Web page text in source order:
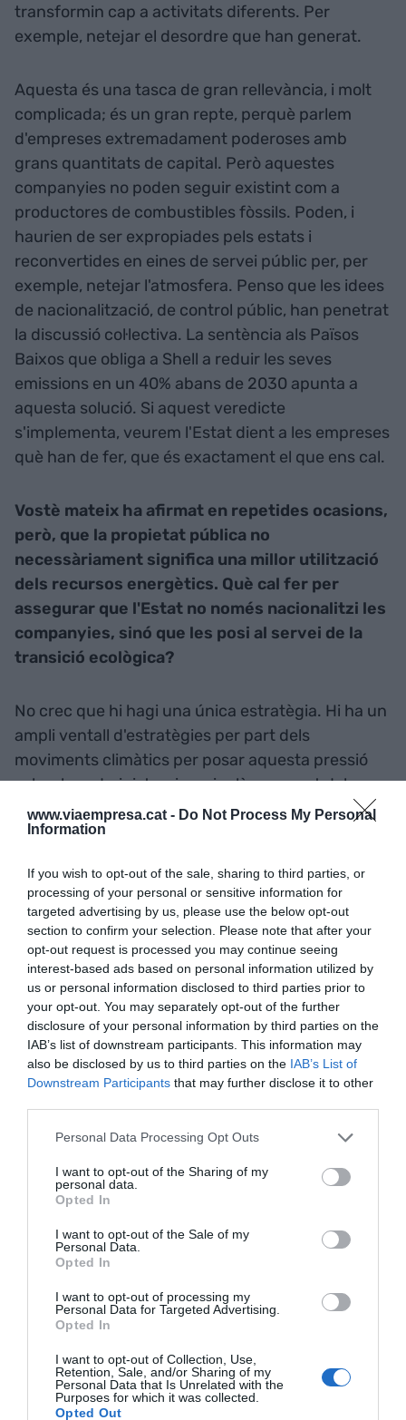
www.viaempresa.cat - Do Not Process My Personal
Information
If you wish to opt-out of the sale, sharing to third parties, or
processing of your personal or sensitive information for
targeted advertising by us, please use the below opt-out
section to confirm your selection. Please note that after your
opt-out request is processed you may continue seeing
interest-based ads based on personal information utilized by
us or personal information disclosed to third parties prior to
your opt-out. You may separately opt-out of the further
disclosure of your personal information by third parties on the
IAB’s list of downstream participants. This information may
also be disclosed by us to third parties on the IAB’s List of
Downstream Participants that may further disclose it to other
Personal Data Processing Opt Outs
I want to opt-out of the Sharing of my
personal data.
Opted In
I want to opt-out of the Sale of my
Personal Data.
Opted In
I want to opt-out of processing my
Personal Data for Targeted Advertising.
Opted In
I want to opt-out of Collection, Use,
Retention, Sale, and/or Sharing of my
Personal Data that Is Unrelated with the
Purposes for which it was collected.
Opted Out
transformin cap a activitats diferents. Per
exemple, netejar el desordre que han generat.
Aquesta és una tasca de gran rellevància, i molt
complicada; és un gran repte, perquè parlem
d'empreses extremadament poderoses amb
grans quantitats de capital. Però aquestes
companyies no poden seguir existint com a
productores de combustibles fòssils. Poden, i
haurien de ser expropiades pels estats i
reconvertides en eines de servei públic per, per
exemple, netejar l'atmosfera. Penso que les idees
de nacionalització, de control públic, han penetrat
la discussió col·lectiva. La sentència als Països
Baixos que obliga a Shell a reduir les seves
emissions en un 40% abans de 2030 apunta a
aquesta solució. Si aquest veredicte
s'implementa, veurem l'Estat dient a les empreses
què han de fer, que és exactament el que ens cal.
Vostè mateix ha afirmat en repetides ocasions,
però, que la propietat pública no
necessàriament significa una millor utilització
dels recursos energètics. Què cal fer per
assegurar que l'Estat no només nacionalitzi les
companyies, sinó que les posi al servei de la
transició ecològica?
No crec que hi hagi una única estratègia. Hi ha un
ampli ventall d'estratègies per part dels
moviments climàtics per posar aquesta pressió
sobre les administracions, inclòs per part dels
treballadors. Em puc imaginar treballadors
d'algunes indústries exigint les conversions
Això encara no ha passat de manera
generalitzada, tot i que s'han donat casos – a
França, el sindicat d'una refineria de petroli
propietat de Total n'ha exigit la transformació; per
així poder, en comptes de contribuir a la crema del
planeta, fer-ho a la rehabilitació de l'atmosfera,
per exemple.
Tinc camarades a la indústria automobilística
sueca que defensen que a les seves plantes, que
són increíblement versàtils, es podrien produir
pandèmia, quan les fàbriques de les
automobilístiques van començar
a ensamblar material sanitari. Podriem imaginar
fàbriques de cotxes redirigint la seva producció
tecnologies necessàries per a la transició
ecològica.
"Aquest procés podria